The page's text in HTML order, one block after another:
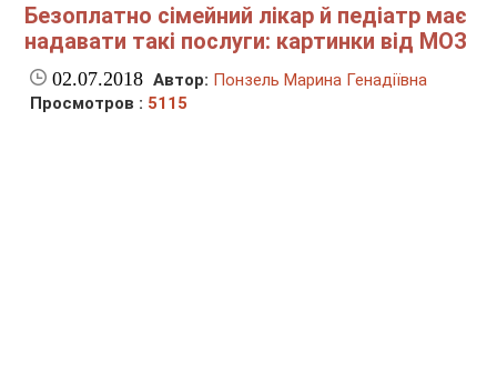
Безоплатно сімейний лікар й педіатр має
надавати такі послуги: картинки від МОЗ
02.07.2018 Автор: Понзель Марина Генадіївна
Просмотров : 5115